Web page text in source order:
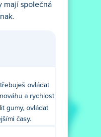
mají společná
ovládat
a rychlost
gumy, ovládat
časy.